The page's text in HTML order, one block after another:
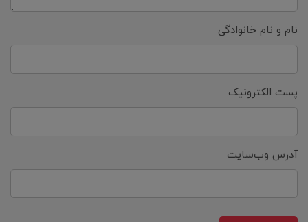
نام و نام خانوادگی
پست الکترونیک
آدرس وب‌سایت